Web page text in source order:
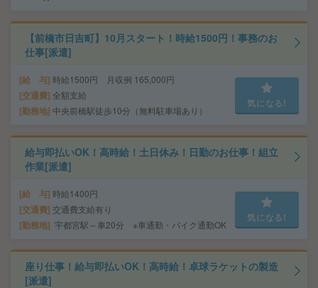
【前橋市日吉町】10月スタート！時給1500円！事務のお
仕事[派遣]
給 与 時給1500円 月収例 165,000円
交通費 全額支給
勤務地 中央前橋駅徒歩10分（無料駐車場あり）
気になる!
給与即払いOK！高時給！土日休み！日勤のお仕事！組立
作業[派遣]
給 与 時給1400円
交通費 交通費支給有り
勤務地 宇都宮駅～車20分 ※車通勤・バイク通勤OK
気になる!
座り仕事！給与即払いOK！高時給！卓球ラケットの製造
[派遣]